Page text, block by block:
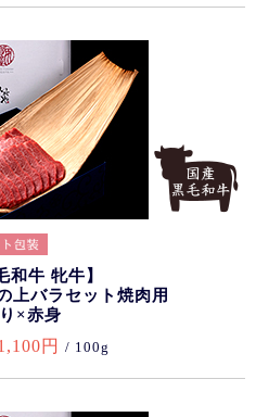
和牛 牝牛】
バラセット焼肉用
×赤身
円 / 100g